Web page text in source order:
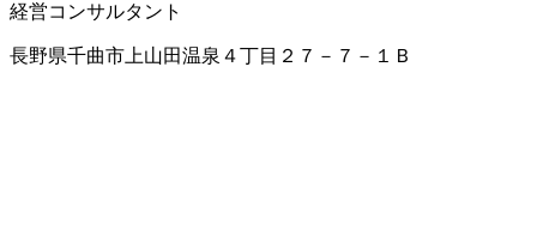
経営コンサルタント
長野県千曲市上山田温泉４丁目２７－７－１Ｂ